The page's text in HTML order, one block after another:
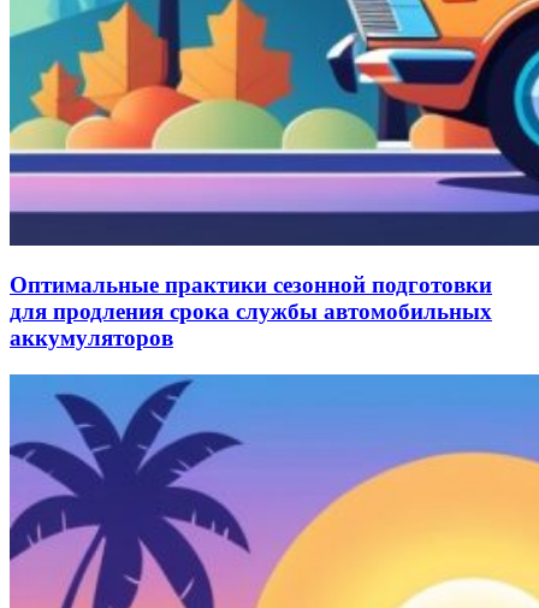
Оптимальные практики сезонной подготовки
для продления срока службы автомобильных
аккумуляторов